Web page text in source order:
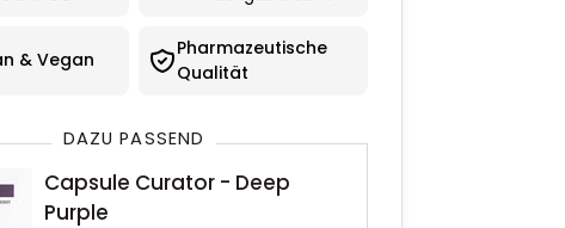
& Vegan
Pharmazeutische
Qualität
DAZU PASSEND
Capsule Curator - Deep
Purple